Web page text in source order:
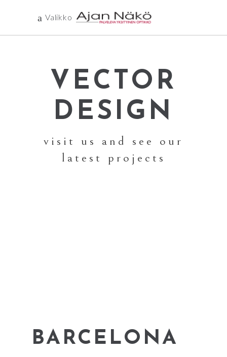
Valikko
VECTOR
DESIGN
visit us and see our
latest projects
BARCELONA